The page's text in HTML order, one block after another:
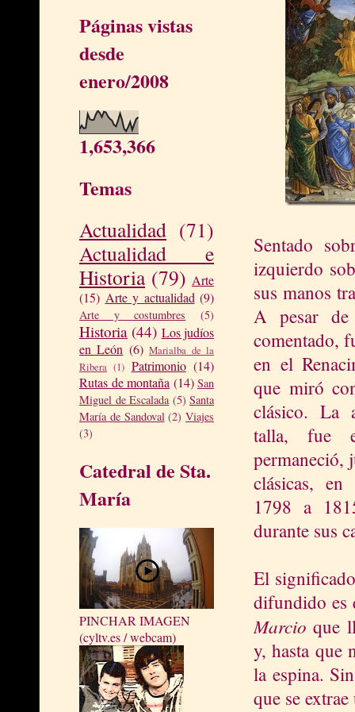
Páginas vistas
desde
enero/2008
1,653,366
Temas
Actualidad (71)
Actualidad e
Historia (79) Arte
(15) Arte y actualidad (9)
Arte y costumbres (5)
Historia (44) Los judíos
en León (6) Marialba de la
Ribera (1) Patrimonio (14)
Rutas de montaña (14) San
Miguel de Escalada (5) Santa
María de Sandoval (2) Viajes
(3)
Catedral de Sta.
María
PINCHAR IMAGEN
(cyltv.es / webcam)
Sentado
izquierdo
sus manos
A pesar
comentado,
en el
que miró
clásico. La
talla, fue
permaneció,
clásicas,
1798 a
durante sus
El
difundido es
Marcio que
y, hasta que
la espina.
que se